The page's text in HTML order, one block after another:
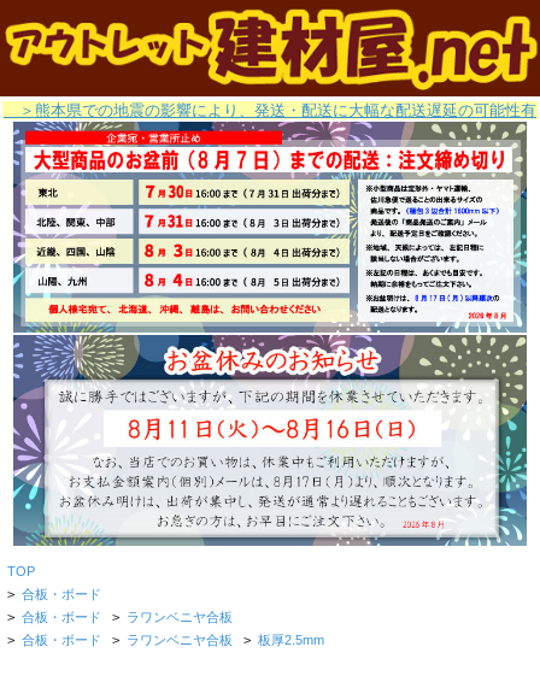
＞熊本県での地震の影響により、発送・配送に大幅な配送遅延の可能性有
TOP
> 合板・ボード
> 合板・ボード > ラワンベニヤ合板
> 合板・ボード > ラワンベニヤ合板 > 板厚2.5mm